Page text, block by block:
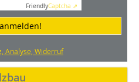
FriendlyCaptcha ⇗
Analyse, Widerruf